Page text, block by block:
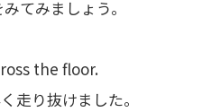
てみましょう。
the floor.
走り抜けました。